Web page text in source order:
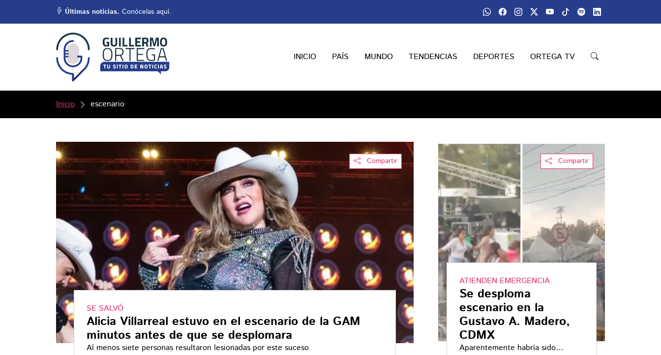
Últimas noticias. Conócelas aquí.
INICIO PAÍS MUNDO TENDENCIAS DEPORTES ORTEGA TV
Inicio escenario
Compartir
SE SALVÓ
Alicia Villarreal estuvo en el escenario de la GAM
minutos antes de que se desplomara
Al menos siete personas resultaron lesionadas por este suceso
Compartir
ATIENDEN EMERGENCIA
Se desploma
escenario en la
Gustavo A. Madero,
CDMX
Aparentemente habría sido